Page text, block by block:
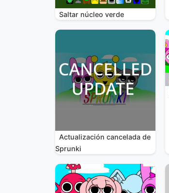
Saltar núcleo verde
Actualización cancelada de
Sprunki